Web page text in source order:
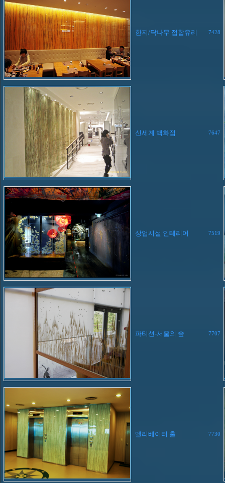
한지/닥나무 접합유리 7428
신세계 백화점 7647
상업시설 인테리어 7519
파티션-서울의 숲 7707
엘리베이터 홀 7730